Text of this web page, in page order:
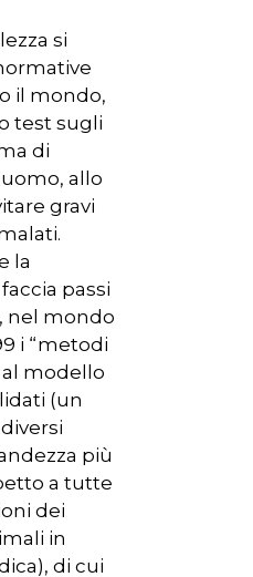
si
il mondo,
test sugli
di
allo
gravi
la
passi
nel mondo
i “metodi
modello
(un
più
a tutte
dei
in
di cui